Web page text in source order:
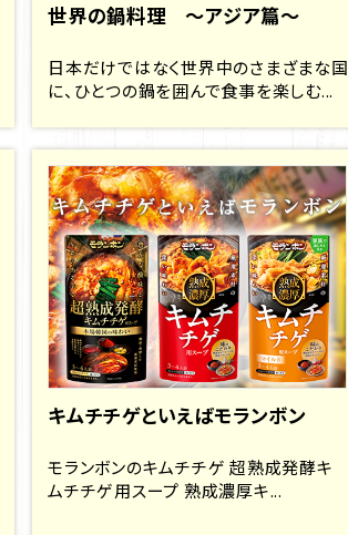
世界の鍋料理 ～アジア篇～
日本だけではなく世界中のさまざまな国
に、ひとつの鍋を囲んで食事を楽しむ...
キムチチゲといえばモランボン
モランボンのキムチチゲ 超熟成発酵キ
ムチチゲ用スープ 熟成濃厚キ...